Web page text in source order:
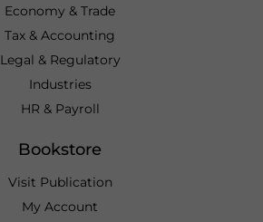
Economy & Trade
Tax & Accounting
Legal & Regulatory
Industries
HR & Payroll
Bookstore
Visit Publication
My Account